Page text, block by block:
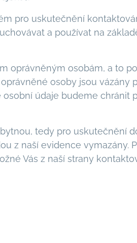
pro uskutečnění
a používat na
oprávněným osobám, a to
osoby jsou vázány
osobní údaje budeme
tedy pro uskutečnění
z naší evidence vymazány.
Vás z naší strany